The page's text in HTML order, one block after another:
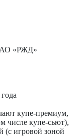
«РЖД»
купе-премиум,
числе купе-сьют),
(с игровой зоной